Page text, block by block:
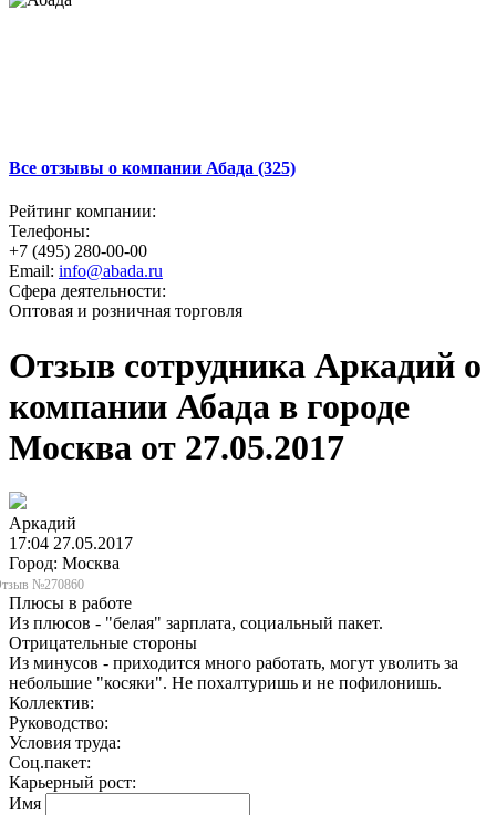
Все отзывы о компании Абада (325)
Рейтинг компании:
Телефоны:
+7 (495) 280-00-00
Email: info@abada.ru
Сфера деятельности:
Оптовая и розничная торговля
Отзыв сотрудника Аркадий о
компании Абада в городе
Москва от 27.05.2017
Аркадий
17:04 27.05.2017
Город: Москва
№270860
Плюсы в работе
Из плюсов - "белая" зарплата, социальный пакет.
Отрицательные стороны
Из минусов - приходится много работать, могут уволить за
небольшие "косяки". Не похалтуришь и не пофилонишь.
Коллектив:
Руководство:
Условия труда:
Соц.пакет:
Карьерный рост:
Имя